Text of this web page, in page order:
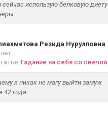
сейчас использую белковую диету
Резида Нурулловна
Гадание на себя со свечой
я никак не магу выйти замуж
42 года